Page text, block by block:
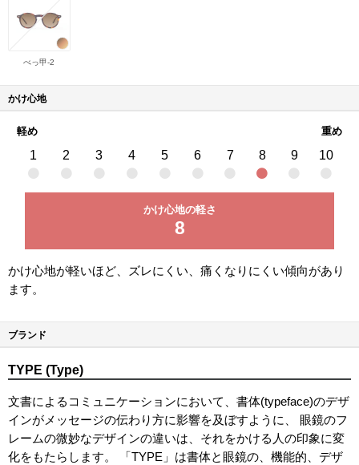
べっ甲-2
かけ心地
軽め 重め
1 2 3 4 5 6 7 8 9 10
かけ心地の軽さ
8
かけ心地が軽いほど、ズレにくい、痛くなりにくい傾向があり
ます。
ブランド
TYPE (Type)
文書によるコミュニケーションにおいて、書体(typeface)のデザ
インがメッセージの伝わり方に影響を及ぼすように、 眼鏡のフ
レームの微妙なデザインの違いは、それをかける人の印象に変
化をもたらします。 「TYPE」は書体と眼鏡の、機能的、デザ